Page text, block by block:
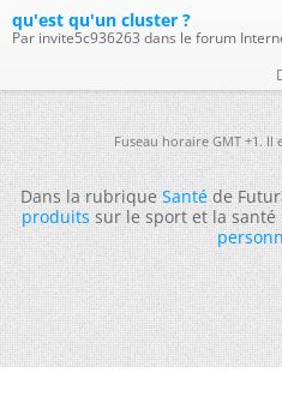
qu'est qu'un cluster ?
Par invite5c936263 dans le forum
Fuseau horaire GMT +1. Il
Dans la rubriqueSantéde
produitssur le sport et la